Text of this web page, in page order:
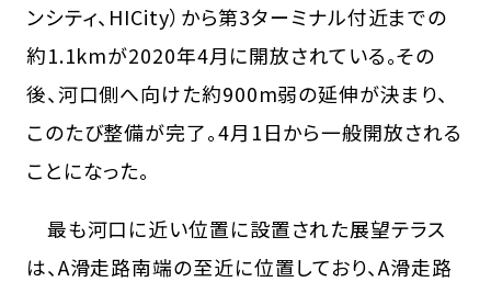
ンシティ、HICity）から第3ターミナル付近までの
約1.1kmが2020年4月に開放されている。その
後、河口側へ向けた約900m弱の延伸が決まり、
このたび整備が完了。4月1日から一般開放される
ことになった。
最も河口に近い位置に設置された展望テラス
は、A滑走路南端の至近に位置しており、A滑走路